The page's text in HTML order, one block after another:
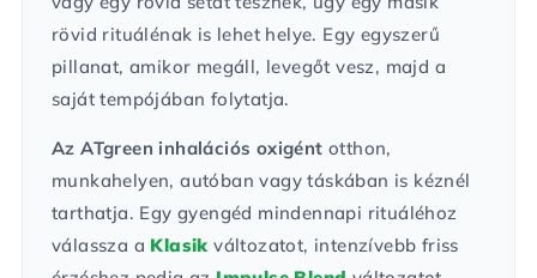
rövid rituálénak is lehet helye. Egy egyszerű
pillanat, amikor megáll, levegőt vesz, majd a
saját tempójában folytatja.
Az ATgreen inhalációs oxigént otthon,
munkahelyen, autóban vagy táskában is kéznél
tarthatja. Egy gyengéd mindennapi rituáléhoz
válassza a Klasik változatot, intenzívebb friss